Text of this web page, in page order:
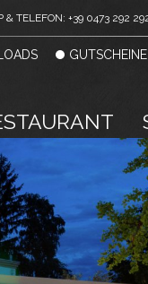
& TELEFON: +39 0473 292
GUTSCHEINE